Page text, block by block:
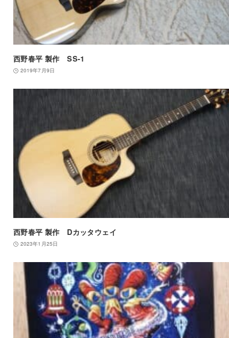
西野春平 製作 SS-1
2019年7月9日
西野春平 製作 Dカッタウェイ
2023年1月25日